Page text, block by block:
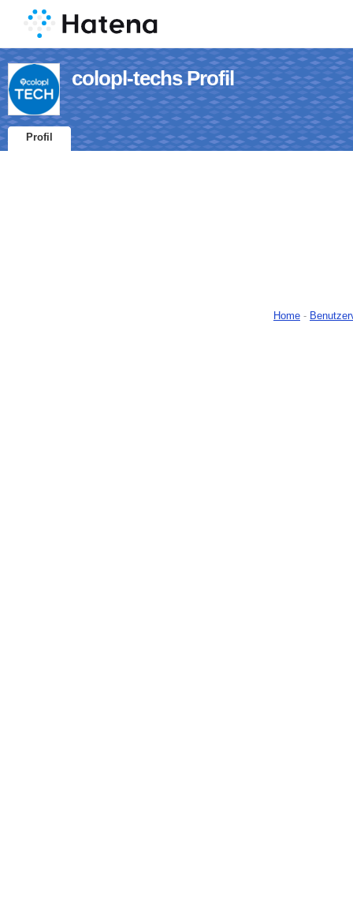
colopl-techs Profil
Profil
Home -